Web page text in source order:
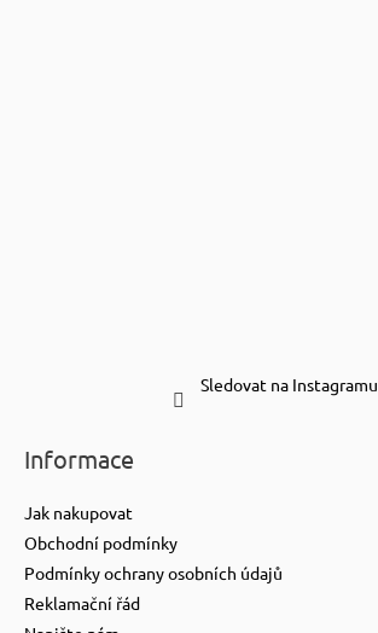
Sledovat na Instagramu
Informace
Jak nakupovat
Obchodní podmínky
Podmínky ochrany osobních údajů
Reklamační řád